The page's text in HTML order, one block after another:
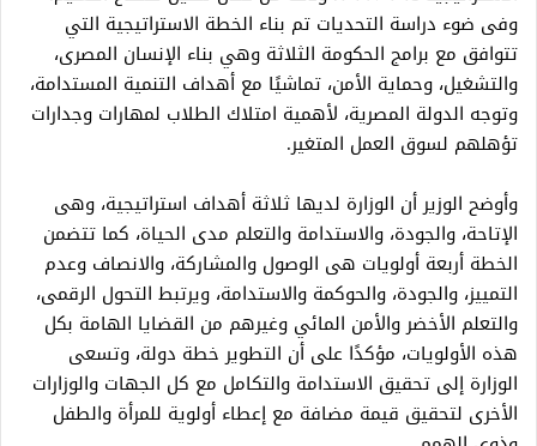
وفى ضوء دراسة التحديات تم بناء الخطة الاستراتيجية التي
تتوافق مع برامج الحكومة الثلاثة وهي بناء الإنسان المصرى،
والتشغيل، وحماية الأمن، تماشيًا مع أهداف التنمية المستدامة،
وتوجه الدولة المصرية، لأهمية امتلاك الطلاب لمهارات وجدارات
تؤهلهم لسوق العمل المتغير.
وأوضح الوزير أن الوزارة لديها ثلاثة أهداف استراتيجية، وهى
الإتاحة، والجودة، والاستدامة والتعلم مدى الحياة، كما تتضمن
الخطة أربعة أولويات هى الوصول والمشاركة، والانصاف وعدم
التمييز، والجودة، والحوكمة والاستدامة، ويرتبط التحول الرقمى،
والتعلم الأخضر والأمن المائي وغيرهم من القضايا الهامة بكل
هذه الأولويات، مؤكدًا على أن التطوير خطة دولة، وتسعى
الوزارة إلى تحقيق الاستدامة والتكامل مع كل الجهات والوزارات
الأخرى لتحقيق قيمة مضافة مع إعطاء أولوية للمرأة والطفل